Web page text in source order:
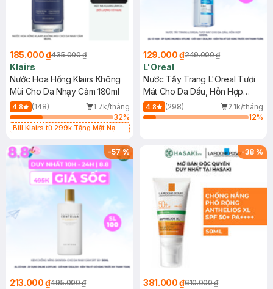
185.000 ₫435.000 ₫
Klairs
Nước Hoa Hồng Klairs Không
Mùi Cho Da Nhạy Cảm 180ml
4.8 (148)
1.7k/tháng
32%
Bill Klairs từ 299k Tặng Mặt Nạ
25ml (SL Có Hạn)
129.000 ₫249.000 ₫
L'Oreal
Nước Tẩy Trang L'Oreal Tươi
Mát Cho Da Dầu, Hỗn Hợp
400ml
4.8 (298)
2.1k/tháng
12%
-57%
213.000 ₫495.000 ₫
-38 %
381.000 ₫610.000 ₫